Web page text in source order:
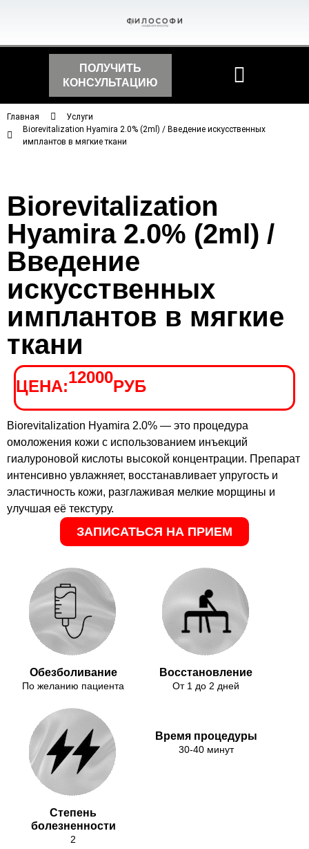
ПОЛУЧИТЬ
КОНСУЛЬТАЦИЮ
Главная
Услуги
Biorevitalization Hyamira 2.0% (2ml) / Введение искусственных
имплантов в мягкие ткани
Biorevitalization
Hyamira 2.0% (2ml) /
Введение
искусственных
имплантов в мягкие
ткани
ЦЕНА:12000РУБ
Biorevitalization Hyamira 2.0% — это процедура
омоложения кожи с использованием инъекций
гиалуроновой кислоты высокой концентрации. Препарат
интенсивно увлажняет, восстанавливает упругость и
эластичность кожи, разглаживая мелкие морщины и
улучшая её текстуру.
ЗАПИСАТЬСЯ НА ПРИЕМ
Обезболивание
По желанию пациента
Восстановление
От 1 до 2 дней
Степень
болезненности
2
Время процедуры
30-40 минут